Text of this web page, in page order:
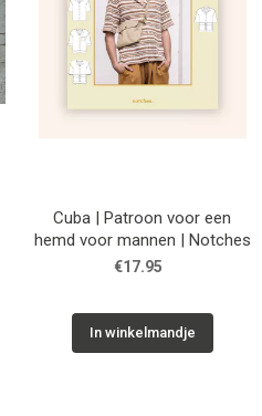
Cuba | Patroon voor een
hemd voor mannen | Notches
€17.95
In winkelmandje